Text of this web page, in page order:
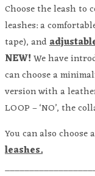
Choose the leash to
leashes: a
tape), and
NEW!We have
can choose a
version with a
LOOP – ‘NO’, the
You can also choose
leashes.